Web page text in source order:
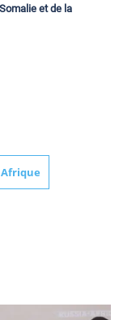
et de la
Afrique